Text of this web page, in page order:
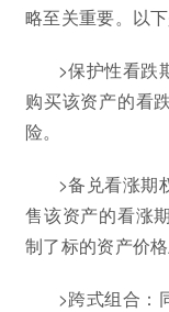
略至关重要。以
>保护性看跌
购买该资产的看
险。
>备兑看涨期
售该资产的看涨
制了标的资产价
>跨式组合：